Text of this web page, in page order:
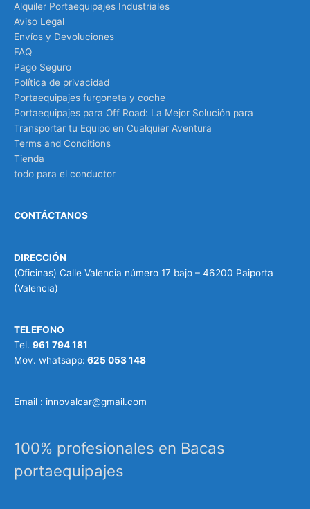
Alquiler Portaequipajes Industriales
Aviso Legal
Envíos y Devoluciones
FAQ
Pago Seguro
Política de privacidad
Portaequipajes furgoneta y coche
Portaequipajes para Off Road: La Mejor Solución para
Transportar tu Equipo en Cualquier Aventura
Terms and Conditions
Tienda
todo para el conductor
CONTÁCTANOS
DIRECCIÓN
(Oficinas) Calle Valencia número 17 bajo – 46200 Paiporta
(Valencia)
TELEFONO
Tel. 961 794 181
Mov. whatsapp: 625 053 148
Email : innovalcar@gmail.com
100% profesionales en Bacas
portaequipajes